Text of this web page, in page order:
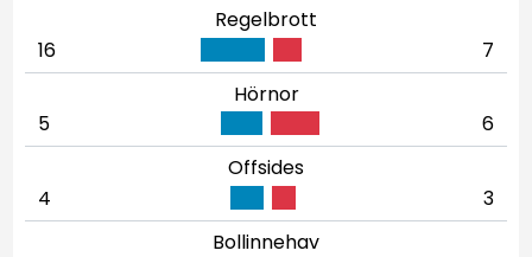
Regelbrott
16
7
Hörnor
5
6
Offsides
4
3
Bollinnehav